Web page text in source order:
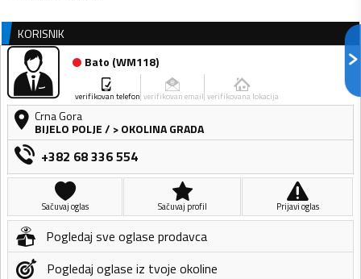
KORISNIK
Bato (WM118)
verifikovan telefon verifikovan email verifikovana lokacija
Crna Gora
BIJELO POLJE/ > OKOLINA GRADA
+382 68 336 554
Sačuvaj oglas Sačuvaj profil Prijavi oglas
Pogledaj sve oglase prodavca
Pogledaj oglase iz tvoje okoline